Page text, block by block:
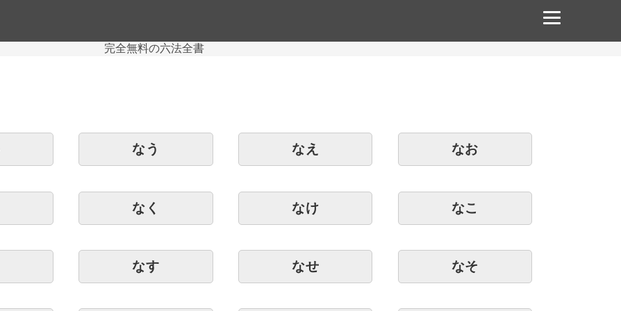
完全無料の六法全書
なう なえ なお
なく なけ なこ
なす なせ なそ